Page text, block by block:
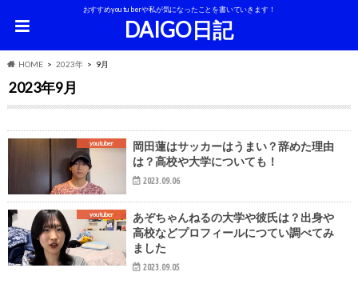
おすすめyoutuberや私が気になったことを書いていきます！
DAIGO日記
HOME 2023年 9月
2023年9月
youtuber
岡田蓮はサッカーはうまい？辞めた理由
は？高校や大学についても！
2023.09.06
youtuber
あぞちゃんねるの大学や彼氏は？出身や
高校などプロフィールにつてい調べてみ
ました
2023.09.05